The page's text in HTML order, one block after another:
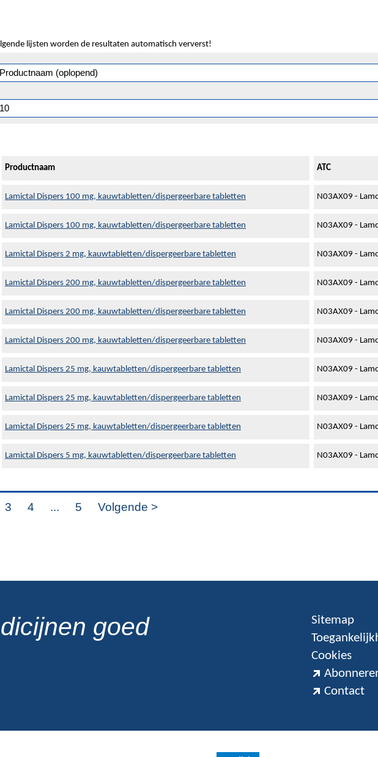
lijsten worden de resultaten automatisch ververst!
Productnaam ATC
Lamictal Dispers 100 mg, kauwtabletten/dispergeerbare tabletten N03AX09 -
Lamictal Dispers 100 mg, kauwtabletten/dispergeerbare tabletten N03AX09 -
Lamictal Dispers 2 mg, kauwtabletten/dispergeerbare tabletten N03AX09 -
Lamictal Dispers 200 mg, kauwtabletten/dispergeerbare tabletten N03AX09 -
Lamictal Dispers 200 mg, kauwtabletten/dispergeerbare tabletten N03AX09 -
Lamictal Dispers 200 mg, kauwtabletten/dispergeerbare tabletten N03AX09 -
Lamictal Dispers 25 mg, kauwtabletten/dispergeerbare tabletten N03AX09 -
Lamictal Dispers 25 mg, kauwtabletten/dispergeerbare tabletten N03AX09 -
Lamictal Dispers 25 mg, kauwtabletten/dispergeerbare tabletten N03AX09 -
Lamictal Dispers 5 mg, kauwtabletten/dispergeerbare tabletten N03AX09 -
3 4 ... 5 Volgende >
goed
Sitemap
Cookies
Contact